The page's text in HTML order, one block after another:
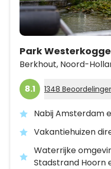
Park Westerkogge
Berkhout, Noord-
8.1 1348
Nabij Amsterdam
Vakantiehuizen
Waterrijke
Stadstrand Hoorn